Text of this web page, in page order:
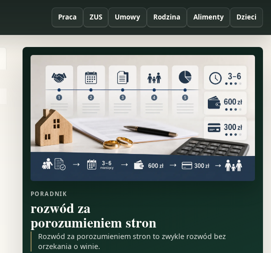
Praca ZUS Umowy Rodzina Alimenty Dzieci
PORADNIK
rozwód za
porozumieniem stron
Rozwód za porozumieniem stron to zwykle rozwód bez
orzekania o winie.